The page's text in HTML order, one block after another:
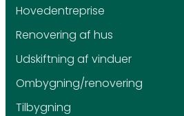
Hovedentreprise
Renovering af hus
Udskiftning af vinduer
Ombygning/renovering
Tilbygning